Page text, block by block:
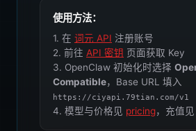
使用方法：
1. 在 词元 API 注册账号
2. 前往 API 密钥 页面获取 Key
3. OpenClaw 初始化时选择
Compatible，Base URL 填入
https://ciyapi.79tian.com/v1
4. 模型与价格见 pricing，充值见